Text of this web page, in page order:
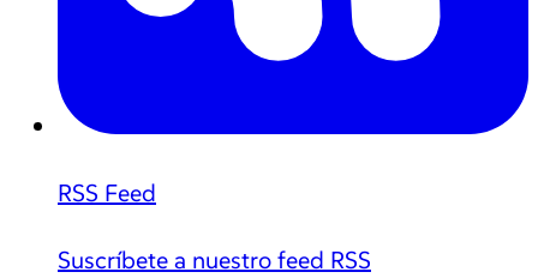
RSS Feed
Suscríbete a nuestro feed RSS